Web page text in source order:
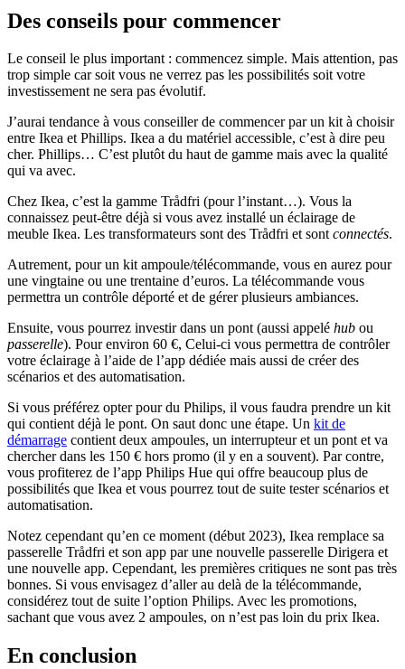
Des conseils pour commencer
Le conseil le plus important : commencez simple. Mais attention, pas
trop simple car soit vous ne verrez pas les possibilités soit votre
investissement ne sera pas évolutif.
J’aurai tendance à vous conseiller de commencer par un kit à choisir
entre Ikea et Phillips. Ikea a du matériel accessible, c’est à dire peu
cher. Phillips… C’est plutôt du haut de gamme mais avec la qualité
qui va avec.
Chez Ikea, c’est la gamme Trådfri (pour l’instant…). Vous la
connaissez peut-être déjà si vous avez installé un éclairage de
meuble Ikea. Les transformateurs sont des Trådfri et sontconnectés.
Autrement, pour un kit ampoule/télécommande, vous en aurez pour
une vingtaine ou une trentaine d’euros. La télécommande vous
permettra un contrôle déporté et de gérer plusieurs ambiances.
Ensuite, vous pourrez investir dans un pont (aussi appelé hub ou
passerelle). Pour environ 60 €, Celui-ci vous permettra de contrôler
votre éclairage à l’aide de l’app dédiée mais aussi de créer des
scénarios et des automatisation.
Si vous préférez opter pour du Philips, il vous faudra prendre un kit
qui contient déjà le pont. On saut donc une étape. Un kit de
démarrage contient deux ampoules, un interrupteur et un pont et va
chercher dans les 150 € hors promo (il y en a souvent). Par contre,
vous profiterez de l’app Philips Hue qui offre beaucoup plus de
possibilités que Ikea et vous pourrez tout de suite tester scénarios et
automatisation.
Notez cependant qu’en ce moment (début 2023), Ikea remplace sa
passerelle Trådfri et son app par une nouvelle passerelle Dirigera et
une nouvelle app. Cependant, les premières critiques ne sont pas très
bonnes. Si vous envisagez d’aller au delà de la télécommande,
considérez tout de suite l’option Philips. Avec les promotions,
sachant que vous avez 2 ampoules, on n’est pas loin du prix Ikea.
En conclusion